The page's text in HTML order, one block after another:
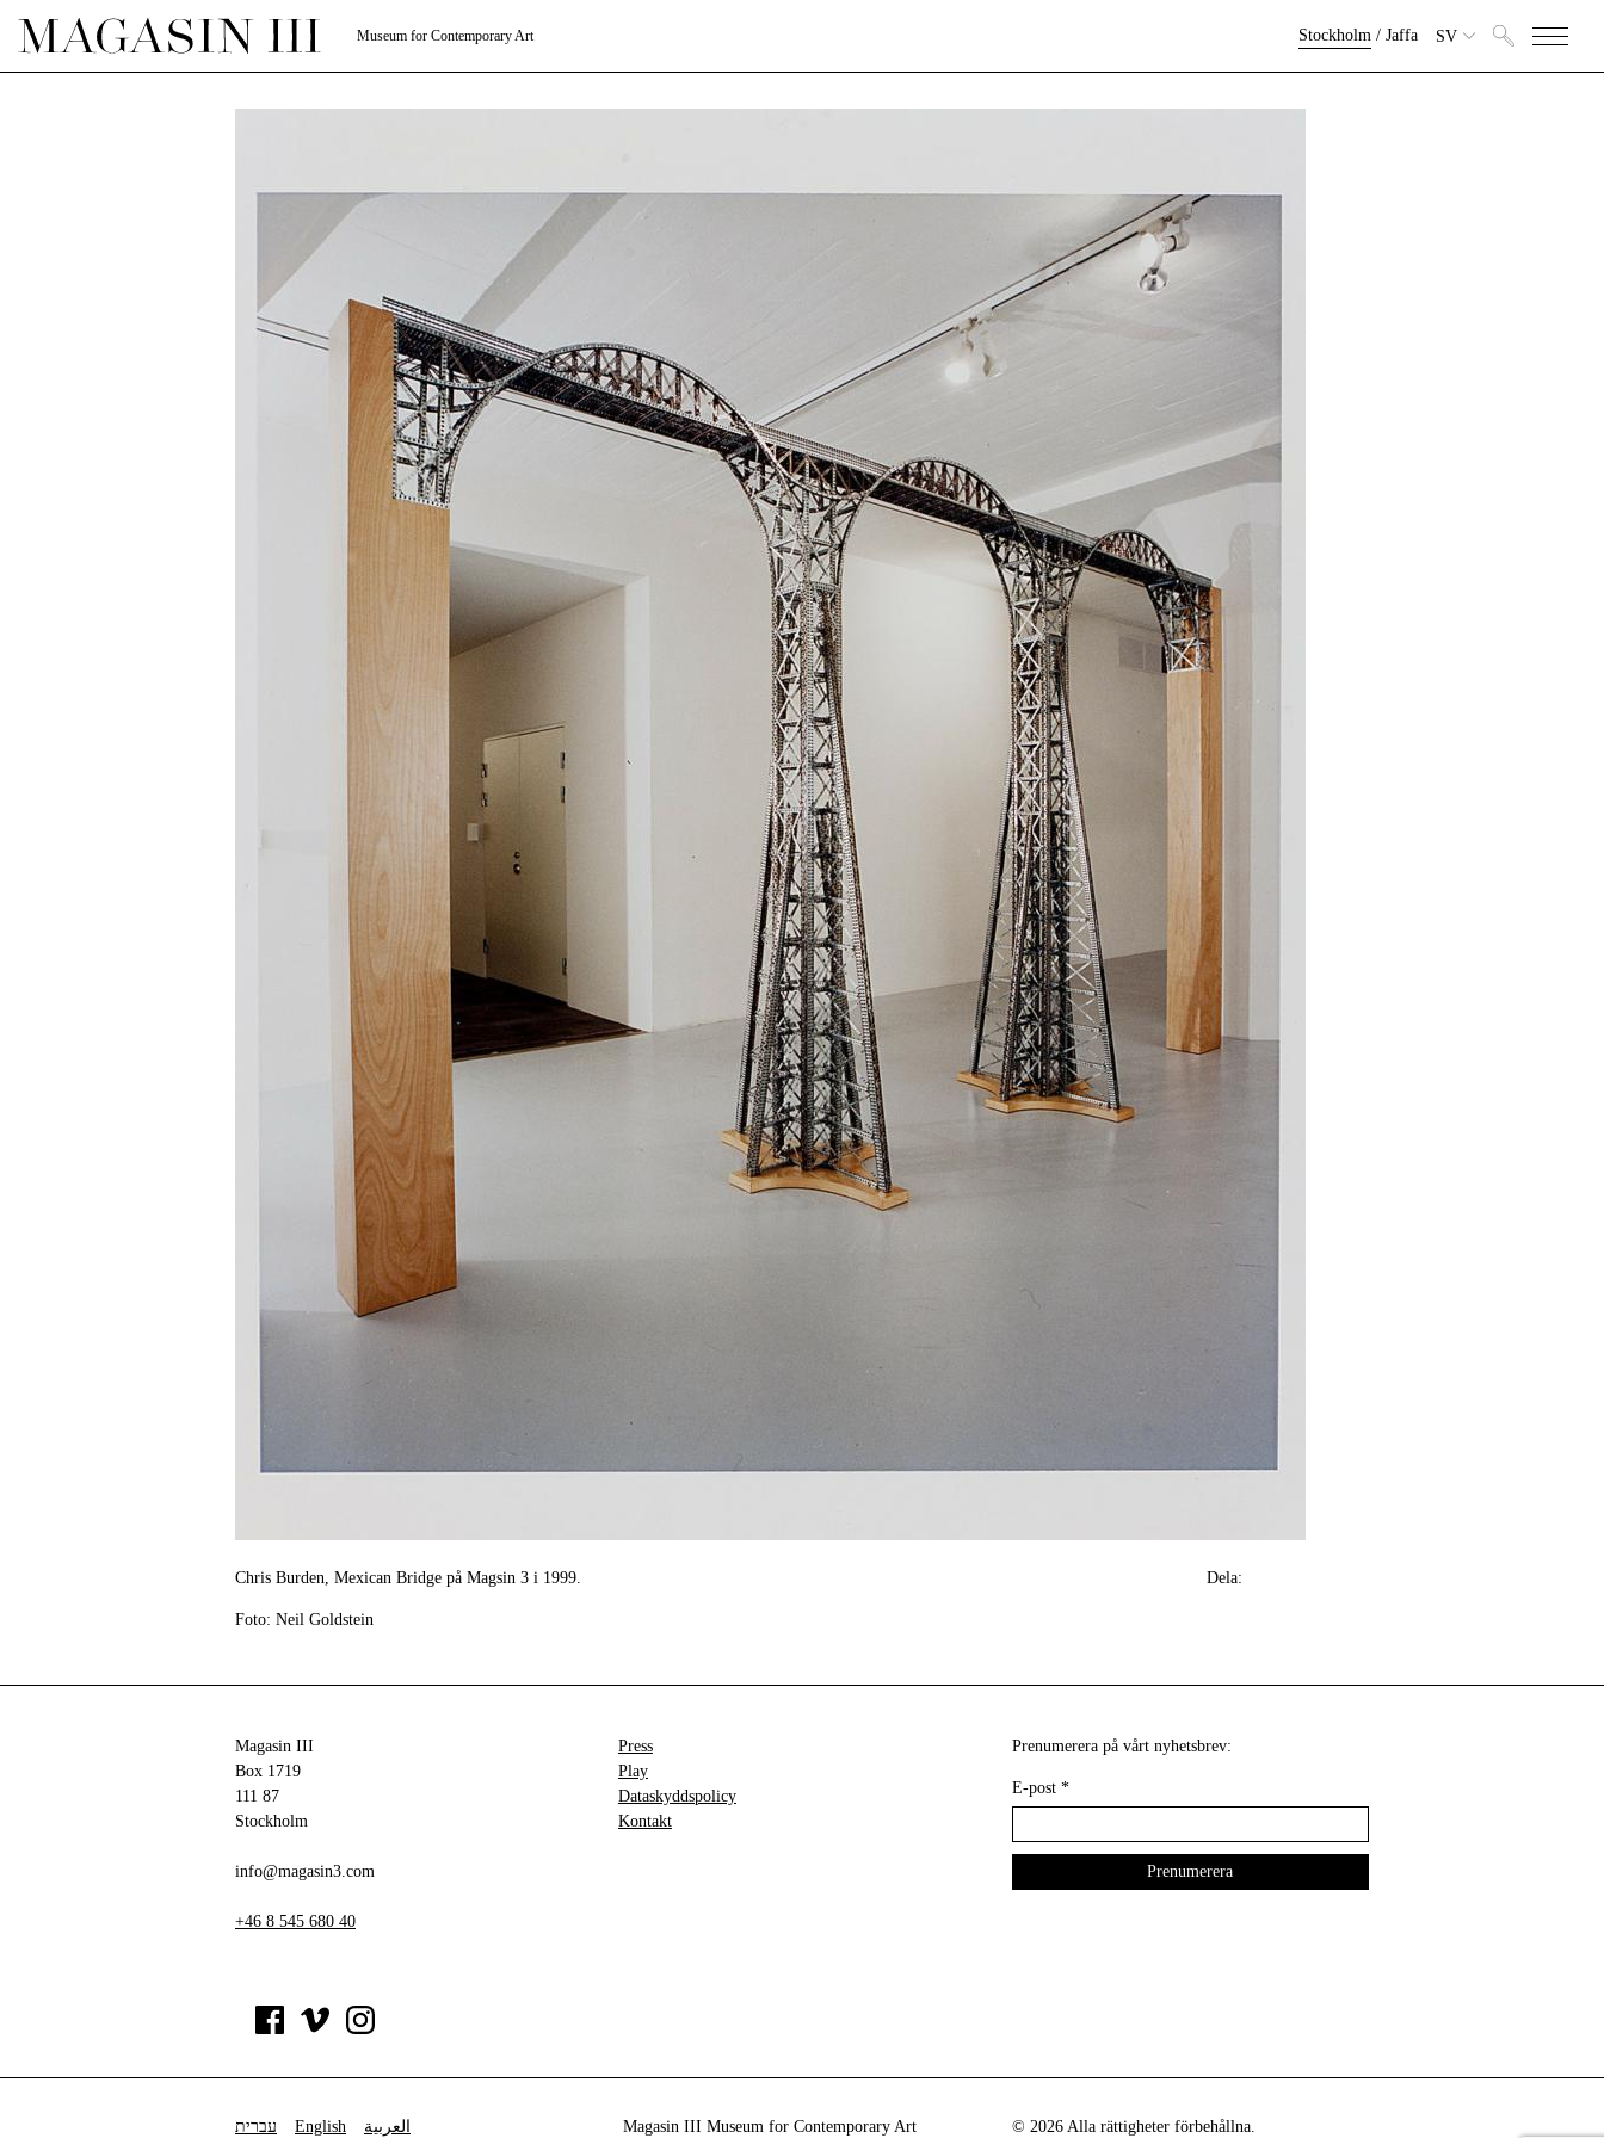
Museum for Contemporary Art Stockholm/ Jaffa SV
Chris Burden, Mexican Bridge på Magsin 3 i 1999.
Foto: Neil Goldstein
Dela:
Magasin III
Box 1719
111 87
Stockholm
info@magasin3.com
+46 8 545 680 40
Press
Play
Dataskyddspolicy
Kontakt
Prenumerera på vårt nyhetsbrev:
E-post *
עברית English العربية Magasin III Museum for Contemporary Art © 2026 Alla rättigheter förbehållna.